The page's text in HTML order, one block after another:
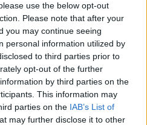
use the below opt-out
Please note that after your
you may continue seeing
personal information utilized by
to third parties prior to
opt-out of the further
by third parties on the
This information may
parties on the IAB’s List of
may further disclose it to other